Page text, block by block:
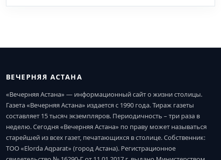
ВЕЧЕРНЯЯ АСТАНА
«Вечерняя Астана» — информационный сайт о жизни столицы.
Газета «Вечерняя Астана» издается с 1990 года. Тираж газеты
составляет 15 тысяч экземпляров. Периодичность – три раза в
неделю. Сегодня «Вечерняя Астана» по праву может называться
старейшей из всех газет, печатающихся в столице. Собственник:
ТОО «Elorda Aqparat» (город Астана). Регистрационное